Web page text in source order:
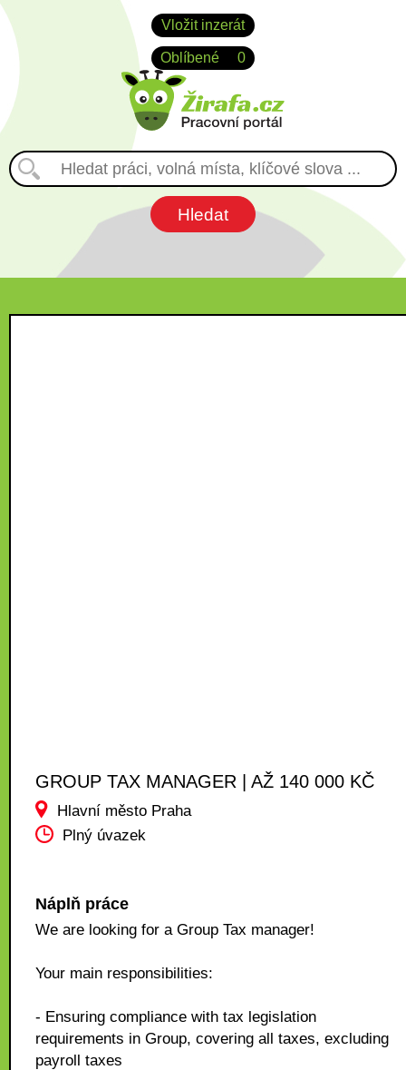
Vložit inzerát
Oblíbené 0
GROUP TAX MANAGER | AŽ 140 000 KČ
Hlavní město Praha
Plný úvazek
Náplň práce
We are looking for a Group Tax manager!
Your main responsibilities:
- Ensuring compliance with tax legislation
requirements in Group, covering all taxes, excluding
payroll taxes